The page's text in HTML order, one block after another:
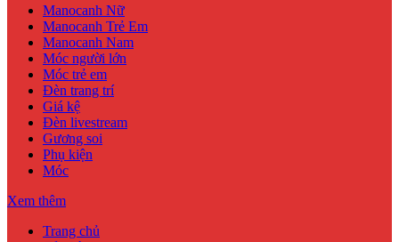
Manocanh Nữ
Manocanh Trẻ Em
Manocanh Nam
Móc người lớn
Móc trẻ em
Đèn trang trí
Giá kệ
Đèn livestream
Gương soi
Phụ kiện
Móc
Xem thêm
Trang chủ